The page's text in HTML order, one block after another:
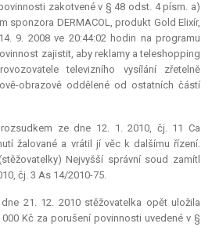
zakotvené v § 48 odst. 4 písm. a)
sponzora DERMACOL, produkt Gold Elixír,
9. 2008 ve 20:44:02 hodin na programu
zajistit, aby reklamy a teleshopping
televizního vysílání zřetelně
obrazově oddělené od ostatních částí
ze dne 12. 1. 2010, čj. 11 Ca
žalované a vrátil jí věc k dalšímu řízení.
Nejvyšší správní soud zamítl
čj. 3 As 14/2010-75.
21. 12. 2010 stěžovatelka opět uložila
Kč za porušení povinnosti uvedené v §